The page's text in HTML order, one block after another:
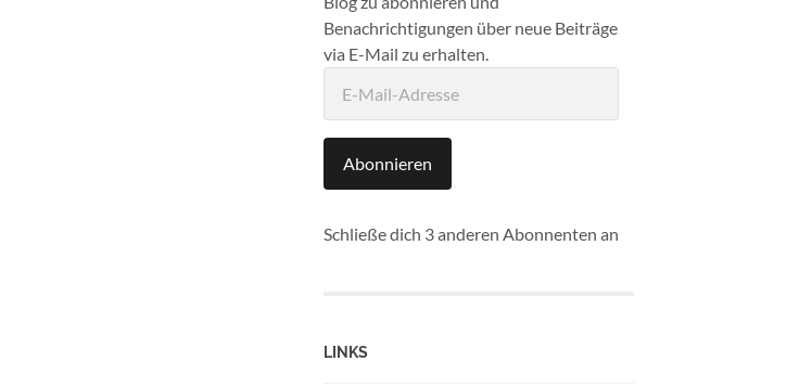
Benachrichtigungen über neue Beiträge
via E-Mail zu erhalten.
Mail-
Abonnieren
Schließe dich 3 anderen Abonnenten an
LINKS